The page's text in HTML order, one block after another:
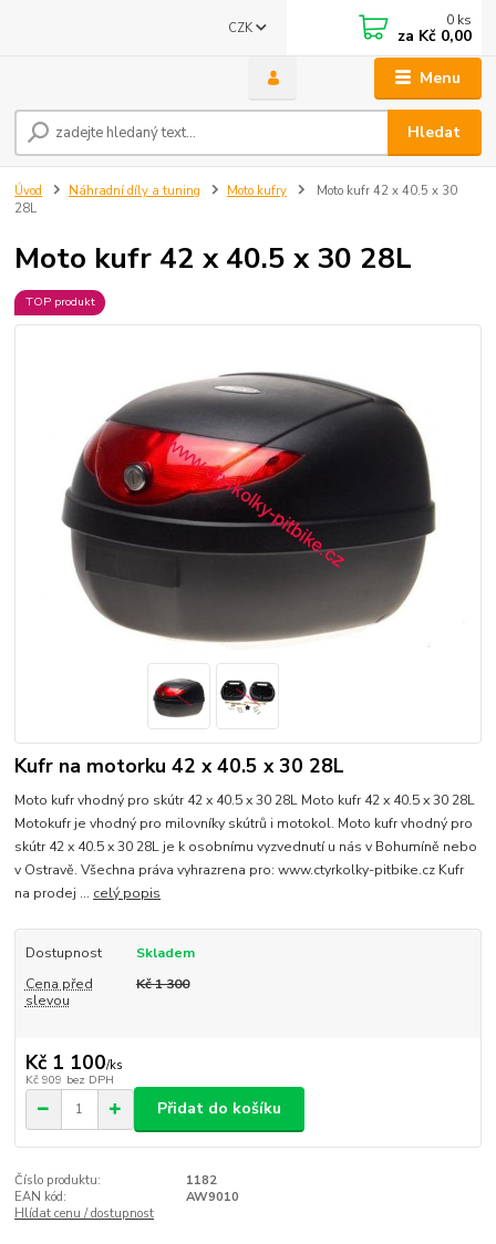
Menu
CZK
Hledat
0 ks
za Kč 0,00
Úvod Náhradní díly a tuning Moto kufry
Moto kufr 42 x 40.5 x 30
28L
Moto kufr 42 x 40.5 x 30 28L
TOP produkt
Kufr na motorku 42 x 40.5 x 30 28L
Moto kufr vhodný pro skútr 42 x 40.5 x 30 28L Moto kufr 42 x 40.5 x 30 28L
Motokufr je vhodný pro milovníky skútrů i motokol. Moto kufr vhodný pro
skútr 42 x 40.5 x 30 28L je k osobnímu vyzvednutí u nás v Bohumíně nebo
v Ostravě. Všechna práva vyhrazrena pro: www.ctyrkolky-pitbike.cz Kufr
na prodej ... celý popis
Dostupnost
Skladem
Cena před
slevou
Kč 1 300
Kč 1 100/ks
Kč 909 bez DPH
Přidat do košíku
Číslo produktu:
1182
EAN kód:
AW9010
Hlídat cenu / dostupnost